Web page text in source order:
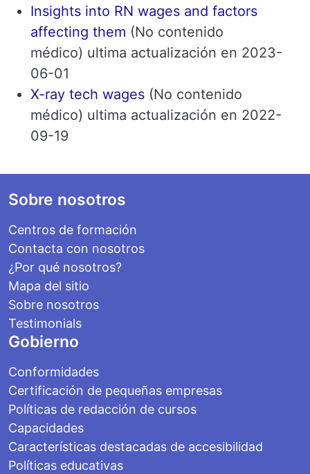
Insights into RN wages and factors
affecting them (No contenido
médico) ultima actualización en 2023-
06-01
X-ray tech wages (No contenido
médico) ultima actualización en 2022-
09-19
Footer
Sobre nosotros
Centros de formación
Contacta con nosotros
¿Por qué nosotros?
Mapa del sitio
Sobre nosotros
Testimonials
Gobierno
Conformidades
Certificación de pequeñas empresas
Políticas de redacción de cursos
Capacidades
Características destacadas de accesibilidad
Políticas educativas